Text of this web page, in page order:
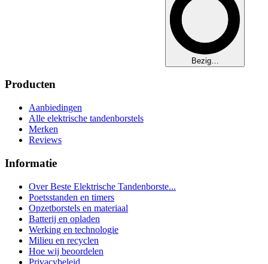
Bezig…
Producten
Aanbiedingen
Alle elektrische tandenborstels
Merken
Reviews
Informatie
Over Beste Elektrische Tandenborste...
Poetsstanden en timers
Opzetborstels en materiaal
Batterij en opladen
Werking en technologie
Milieu en recyclen
Hoe wij beoordelen
Privacybeleid